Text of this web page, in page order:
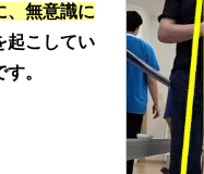
、無意識に
起こしてい
。